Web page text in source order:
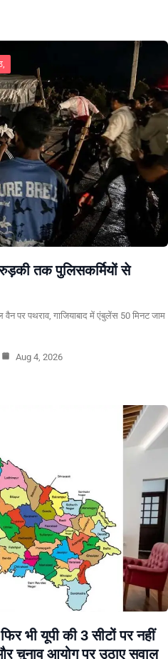
तक पुलिसकर्मियों से
पर पथराव, गाजियाबाद में एंबुलेंस 50 मिनट जाम
Aug 4, 2026
भी यूपी की 3 सीटों पर नहीं
चुनाव आयोग पर उठाए सवाल